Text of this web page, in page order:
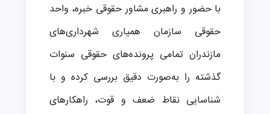
با حضور و راهبری مشاور حقوقی خبره، واحد
حقوقی سازمان همیاری شهرداری‌های
مازندران تمامی پرونده‌های حقوقی سنوات
گذشته را به‌صورت دقیق بررسی کرده و با
شناسایی نقاط ضعف و قوت، راهکارهای